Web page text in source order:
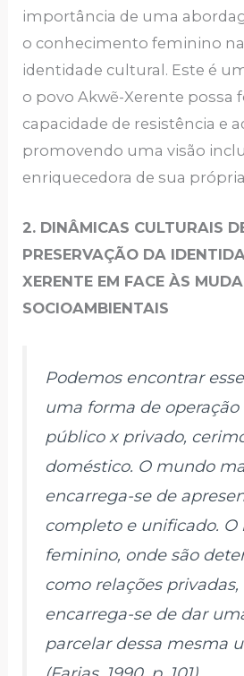
importância de uma
o conhecimento feminino
identidade cultural. Este é
o povo Akwẽ-Xerente possa
capacidade de resistência e
promovendo uma visão
enriquecedora de sua
2. DINÂMICAS CULTURAIS
PRESERVAÇÃO DA
XERENTE EM FACE ÀS
SOCIOAMBIENTAIS
Podemos encontrar
uma forma de operação
público x privado,
doméstico. O mundo
encarrega-se de
completo e unificado. O
feminino, onde são
como relações
encarrega-se de dar
parcelar dessa mesma